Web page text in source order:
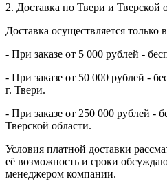
2. Доставка по Твери и Тверской
Доставка осуществляется только
- При заказе от 5 000 рублей -
- При заказе от 50 000 рублей -
г. Твери.
- При заказе от 250 000 рублей -
Тверской области.
Условия платной доставки
её возможность и сроки
менеджером компании.